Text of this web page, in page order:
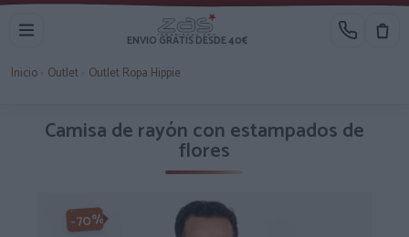
ENVIO GRATIS DESDE 40€
Inicio Outlet Outlet Ropa Hippie
Camisa de rayón con estampados de
flores
-70%